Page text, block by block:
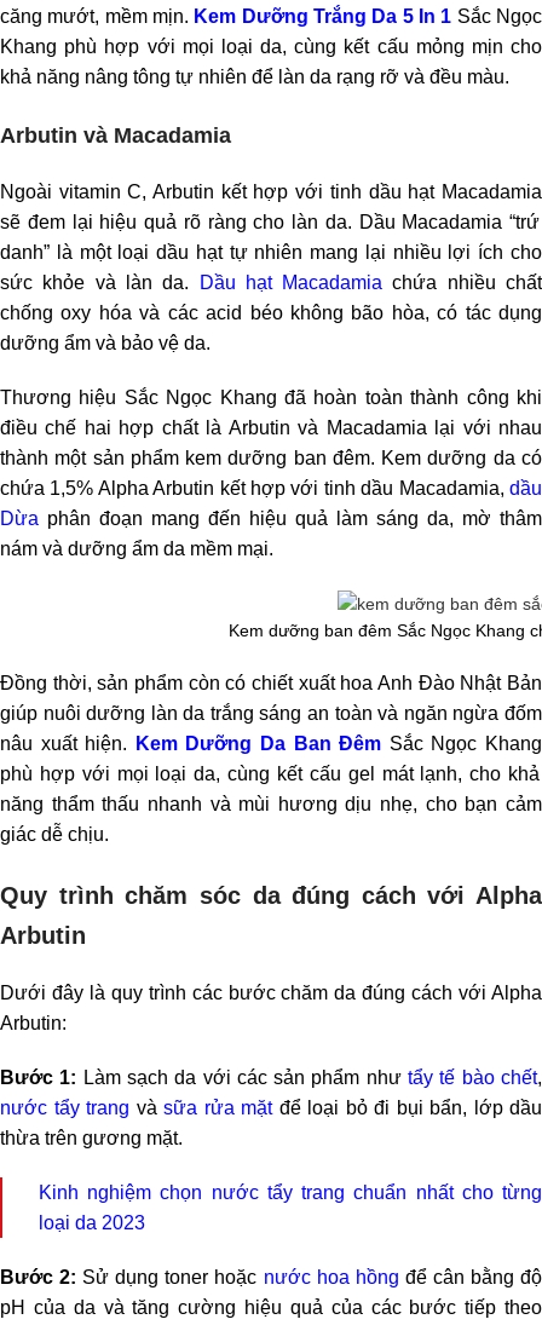
căng mướt, mềm mịn. Kem Dưỡng Trắng Da 5 In 1 Sắc Ngọc
Khang phù hợp với mọi loại da, cùng kết cấu mỏng mịn cho
khả năng nâng tông tự nhiên để làn da rạng rỡ và đều màu.
Arbutin và Macadamia
Ngoài vitamin C, Arbutin kết hợp với tinh dầu hạt Macadamia
sẽ đem lại hiệu quả rõ ràng cho làn da. Dầu Macadamia “trứ
danh” là một loại dầu hạt tự nhiên mang lại nhiều lợi ích cho
sức khỏe và làn da.
Dầu hạt Macadamia chứa nhiều chất
chống oxy hóa và các acid béo không bão hòa, có tác dụng
dưỡng ẩm và bảo vệ da.
Thương hiệu Sắc Ngọc Khang đã hoàn toàn thành công khi
điều chế hai hợp chất là Arbutin và Macadamia lại với nhau
thành một sản phẩm kem dưỡng ban đêm. Kem dưỡng da có
chứa 1,5% Alpha Arbutin kết hợp với tinh dầu Macadamia, dầu
Dừa phân đoạn mang đến hiệu quả làm sáng da, mờ thâm
nám và dưỡng ẩm da mềm mại.
Kem dưỡng ban đêm Sắc Ngọc Khang
Đồng thời, sản phẩm còn có chiết xuất hoa Anh Đào Nhật Bản
giúp nuôi dưỡng làn da trắng sáng an toàn và ngăn ngừa đốm
nâu xuất hiện.
Kem Dưỡng Da Ban Đêm Sắc Ngọc Khang
phù hợp với mọi loại da, cùng kết cấu gel mát lạnh, cho khả
năng thẩm thấu nhanh và mùi hương dịu nhẹ, cho bạn cảm
giác dễ chịu.
Quy trình chăm sóc da đúng cách với Alpha
Arbutin
Dưới đây là quy trình các bước chăm da đúng cách với Alpha
Arbutin:
Bước 1: Làm sạch da với các sản phẩm nhưtẩy tế bào chết,
nước tẩy trang và sữa rửa mặtđể loại bỏ đi bụi bẩn, lớp dầu
thừa trên gương mặt.
Kinh nghiệm chọn nước tẩy trang chuẩn nhất cho từng
loại da 2023
Bước 2: Sử dụng toner hoặc nước hoa hồng để cân bằng độ
pH của da và tăng cường hiệu quả của các bước tiếp theo